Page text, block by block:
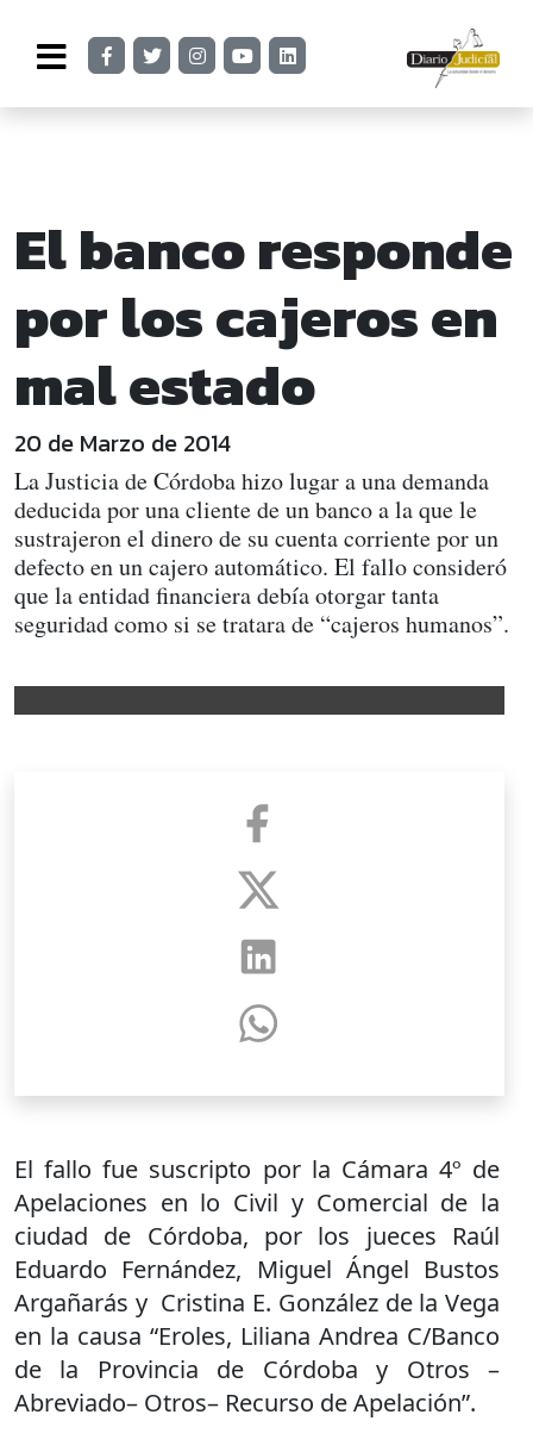
El banco responde
por los cajeros en
mal estado
20 de Marzo de 2014
La Justicia de Córdoba hizo lugar a una demanda
deducida por una cliente de un banco a la que le
sustrajeron el dinero de su cuenta corriente por un
defecto en un cajero automático. El fallo consideró
que la entidad financiera debía otorgar tanta
seguridad como si se tratara de “cajeros humanos”.
El fallo fue suscripto por la Cámara 4º de
Apelaciones en lo Civil y Comercial de la
ciudad de Córdoba, por los jueces Raúl
Eduardo Fernández, Miguel Ángel Bustos
Argañarás y Cristina E. González de la Vega
en la causa “Eroles, Liliana Andrea C/Banco
de la Provincia de Córdoba y Otros –
Abreviado– Otros– Recurso de Apelación”.